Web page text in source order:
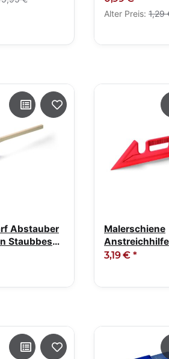
Alter Preis: 1,29
Abstauber
Staubbesen
Malerschiene
Anstreichhilfe
3,19 € *